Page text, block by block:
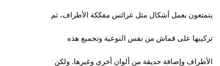
يتمتعون بعمل أشكال مثل عرائس مفككة الأطراف، ثم
تركيبها على قماش من نفس النوعية وتجميع هذه
الأطراف وإضافة حديقة من ألوان أخرى وغيرها. ولكن